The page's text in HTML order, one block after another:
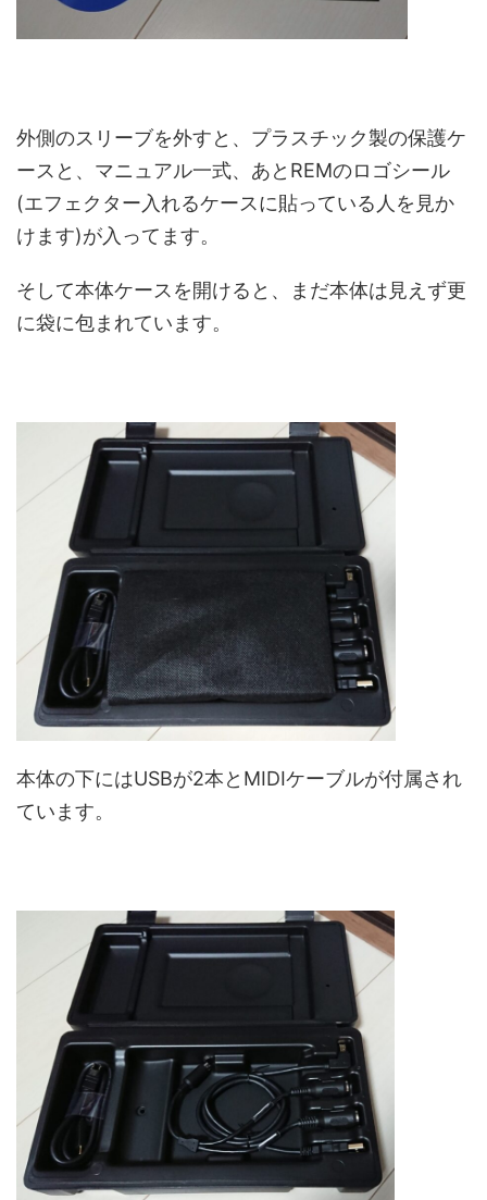
外側のスリーブを外すと、プラスチック製の保護ケ
ースと、マニュアル一式、あとREMのロゴシール
(エフェクター入れるケースに貼っている人を見か
けます)が入ってます。
そして本体ケースを開けると、まだ本体は見えず更
に袋に包まれています。
本体の下にはUSBが2本とMIDIケーブルが付属され
ています。